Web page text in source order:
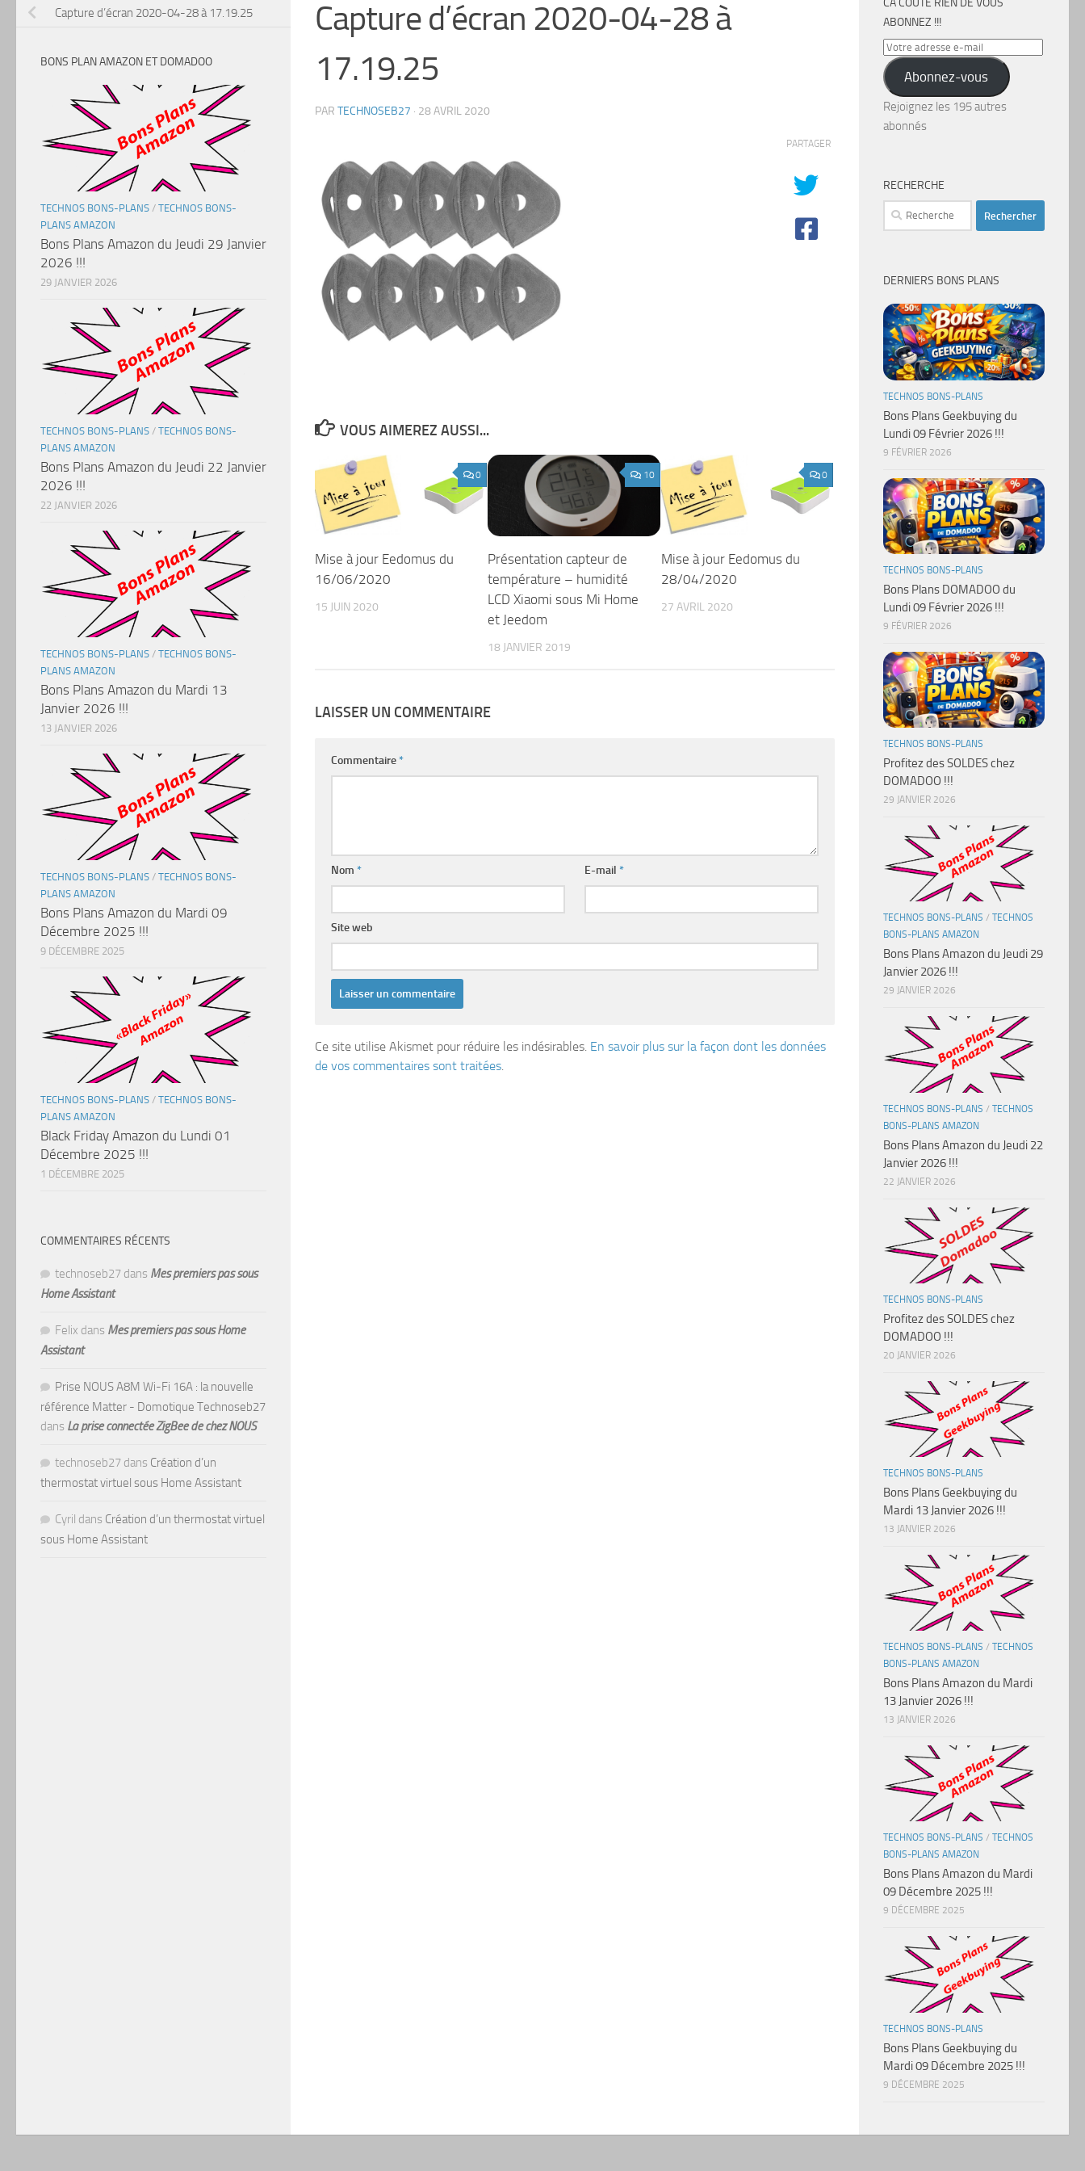
Capture d’écran 2020-04-28 à
17.19.25
PAR TECHNOSEB27 · 28 AVRIL 2020
PARTAGER
VOUS AIMEREZ AUSSI...
0
Mise à jour Eedomus du
16/06/2020
15 JUIN 2020
10
Présentation capteur de
température – humidité
LCD Xiaomi sous Mi Home
et Jeedom
18 JANVIER 2019
0
Mise à jour Eedomus du
28/04/2020
27 AVRIL 2020
LAISSER UN COMMENTAIRE
Commentaire*
Nom * E-mail*
Site web
Ce site utilise Akismet pour réduire les indésirables. En savoir plus sur la façon dont les données
de vos commentaires sont traitées
Capture d’écran 2020-04-28 à 17.19.25
BONS PLAN AMAZON ET DOMADOO
TECHNOS BONS-PLANS / TECHNOS BONS-
PLANS AMAZON
Bons Plans Amazon du Jeudi 29 Janvier
2026 !!!
29 JANVIER 2026
TECHNOS BONS-PLANS / TECHNOS BONS-
PLANS AMAZON
Bons Plans Amazon du Jeudi 22 Janvier
2026 !!!
22 JANVIER 2026
TECHNOS BONS-PLANS / TECHNOS BONS-
PLANS AMAZON
Bons Plans Amazon du Mardi 13
Janvier 2026 !!!
13 JANVIER 2026
TECHNOS BONS-PLANS / TECHNOS BONS-
PLANS AMAZON
Bons Plans Amazon du Mardi 09
Décembre 2025 !!!
9 DÉCEMBRE 2025
TECHNOS BONS-PLANS / TECHNOS BONS-
PLANS AMAZON
Black Friday Amazon du Lundi 01
Décembre 2025 !!!
1 DÉCEMBRE 2025
COMMENTAIRES RÉCENTS
technoseb27 dans Mes premiers pas sous
Home Assistant
Felix dans Mes premiers pas sous Home
Assistant
Prise NOUS A8M Wi-Fi 16A : la nouvelle
référence Matter - Domotique Technoseb27
dans La prise connectée ZigBee de chez NOUS
technoseb27 dans Création d’un
thermostat virtuel sous Home Assistant
Cyril dans Création d’un thermostat virtuel
sous Home Assistant
CA COÛTE RIEN DE VOUS
ABONNEZ !!!
Votre
adresse
e-
mail
Abonnez-vous
Rejoignez les 195 autres
abonnés
RECHERCHE
Rechercher :
DERNIERS BONS PLANS
TECHNOS BONS-PLANS
Bons Plans Geekbuying du
Lundi 09 Février 2026 !!!
9 FÉVRIER 2026
TECHNOS BONS-PLANS
Bons Plans DOMADOO du
Lundi 09 Février 2026 !!!
9 FÉVRIER 2026
TECHNOS BONS-PLANS
Profitez des SOLDES chez
DOMADOO !!!
29 JANVIER 2026
TECHNOS BONS-PLANS / TECHNOS
BONS-PLANS AMAZON
Bons Plans Amazon du Jeudi 29
Janvier 2026 !!!
29 JANVIER 2026
TECHNOS BONS-PLANS / TECHNOS
BONS-PLANS AMAZON
Bons Plans Amazon du Jeudi 22
Janvier 2026 !!!
22 JANVIER 2026
TECHNOS BONS-PLANS
Profitez des SOLDES chez
DOMADOO !!!
20 JANVIER 2026
TECHNOS BONS-PLANS
Bons Plans Geekbuying du
Mardi 13 Janvier 2026 !!!
13 JANVIER 2026
TECHNOS BONS-PLANS / TECHNOS
BONS-PLANS AMAZON
Bons Plans Amazon du Mardi
13 Janvier 2026 !!!
13 JANVIER 2026
TECHNOS BONS-PLANS / TECHNOS
BONS-PLANS AMAZON
Bons Plans Amazon du Mardi
09 Décembre 2025 !!!
9 DÉCEMBRE 2025
TECHNOS BONS-PLANS
Bons Plans Geekbuying du
Mardi 09 Décembre 2025 !!!
9 DÉCEMBRE 2025